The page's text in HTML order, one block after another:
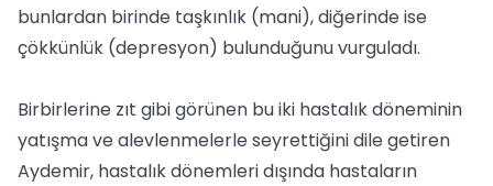
bunlardan birinde taşkınlık (mani), diğerinde ise
çökkünlük (depresyon) bulunduğunu vurguladı.
Birbirlerine zıt gibi görünen bu iki hastalık döneminin
yatışma ve alevlenmelerle seyrettiğini dile getiren
Aydemir, hastalık dönemleri dışında hastaların